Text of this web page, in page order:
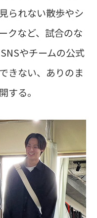
られない散歩やシ
クなど、試合のな
やチームの公式
きない、ありのま
する。